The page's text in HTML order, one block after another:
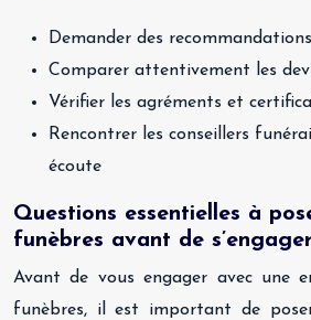
Demander des
Comparer attentivement les
Vérifier les agréments et
Rencontrer les conseillers
écoute
Questions essentielles à
funèbres avant de s’engager
Avant de vous engager avec une
funèbres, il est important de